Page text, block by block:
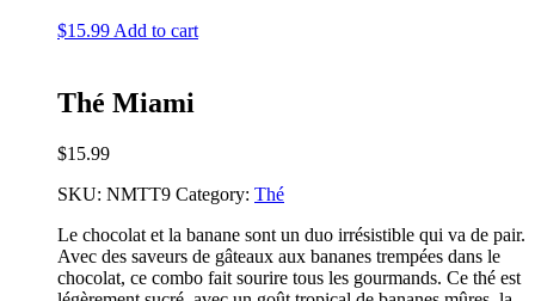
$15.99 Add to cart
Thé Miami
$15.99
SKU: NMTT9 Category: Thé
Le chocolat et la banane sont un duo irrésistible qui va de pair.
Avec des saveurs de gâteaux aux bananes trempées dans le
chocolat, ce combo fait sourire tous les gourmands. Ce thé est